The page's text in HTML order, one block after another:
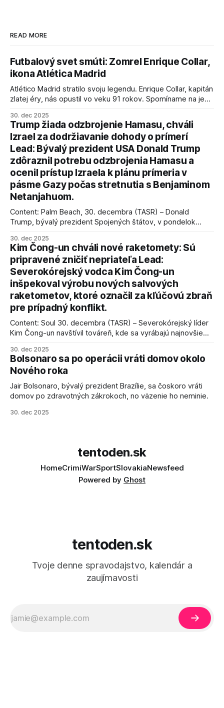
READ MORE
Futbalový svet smúti: Zomrel Enrique Collar,
ikona Atlética Madrid
Atlético Madrid stratilo svoju legendu. Enrique Collar, kapitán
zlatej éry, nás opustil vo veku 91 rokov. Spomíname na jeho
30. dec 2025
Trump žiada odzbrojenie Hamasu, chváli
Izrael za dodržiavanie dohody o prímerí
Lead: Bývalý prezident USA Donald Trump
zdôraznil potrebu odzbrojenia Hamasu a
ocenil prístup Izraela k plánu prímeria v
pásme Gazy počas stretnutia s Benjaminom
Netanjahuom.
Content: Palm Beach, 30. decembra (TASR) – Donald
Trump, bývalý prezident Spojených štátov, v pondelok
kľúčové pre úspešné dosiahnutie prímeria v Gaze. Agentúra
AFP informuje, že Trump vyjadril presvedčenie, že Izrael plní
podmienky dohody o prí
30. dec 2025
Kim Čong-un chváli nové raketomety: Sú
pripravené zničiť nepriateľa Lead:
Severokórejský vodca Kim Čong-un
inšpekoval výrobu nových salvových
raketometov, ktoré označil za kľúčovú zbraň
pre prípadný konflikt.
Content: Soul 30. decembra (TASR) – Severokórejský líder
Kim Čong-un navštívil továreň, kde sa vyrábajú najnovšie
schopnosti. Informovali o tom štátne médiá KĽDR, na ktoré
sa odvoláva agentúra AFP.
30. dec 2025
Bolsonaro sa po operácii vráti domov okolo
Nového roka
Jair Bolsonaro, bývalý prezident Brazílie, sa čoskoro vráti
domov po zdravotných zákrokoch, no väzenie ho neminie.
30. dec 2025
tentoden.sk
HomeCrimiWarSportSlovakiaNewsfeed
Powered by Ghost
tentoden.sk
Tvoje denne spravodajstvo, kalendár a
zaujímavosti